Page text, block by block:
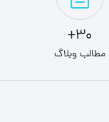
30+
مطالب وبلاگ